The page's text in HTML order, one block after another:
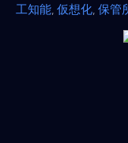
工知能 仮想化 保管